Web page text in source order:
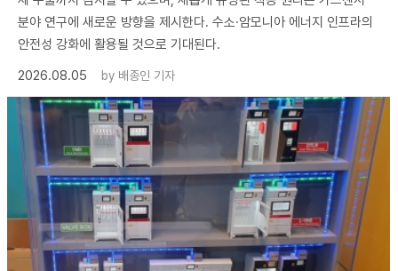
분야 연구에 새로운 방향을 제시한다. 수소·암모니아 에너지 인프라의
안전성 강화에 활용될 것으로 기대된다.
2026.08.05
by 배종인 기자